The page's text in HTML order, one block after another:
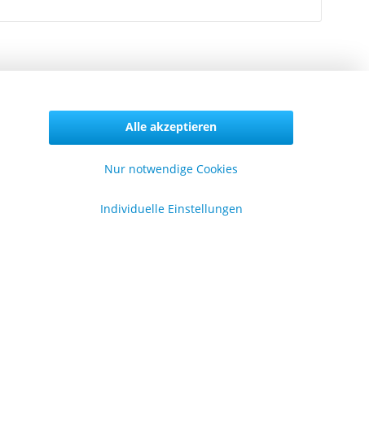
Nur notwendige Cookies
Alle akzeptieren
Individuelle Einstellungen